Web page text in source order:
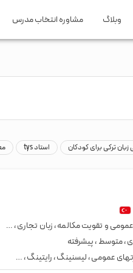
عربی روسی
هلندی گیلکی
مقاطع تحصیلی
زبان کنکور ارشد و دکتری
وبلاگ مشاوره انتخاب مدرس
ترکی برای کودکان استاد tys
عمومی و تقویت مکالمه،زبان تجاری،
،متوسط،پیشرفته
عمومی،لیسنینگ،رایتینگ،لهجه